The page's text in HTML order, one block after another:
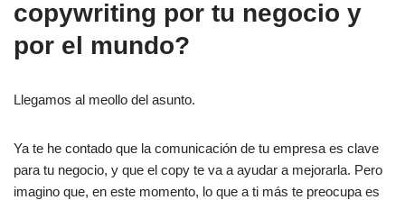
copywriting por tu negocio y
por el mundo?
Llegamos al meollo del asunto.
Ya te he contado que la comunicación de tu empresa es clave
para tu negocio, y que el copy te va a ayudar a mejorarla. Pero
imagino que, en este momento, lo que a ti más te preocupa es